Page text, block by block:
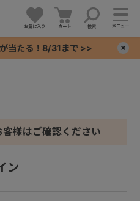
お気に入り カート 検索 メニュー
当たる！8/31まで >>
客様はご確認ください
ン